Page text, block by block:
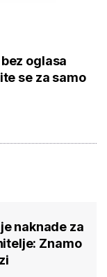
oglasa
se za samo
naknade za
Znamo